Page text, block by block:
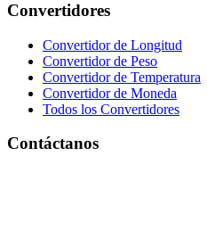
Convertidores
Convertidor de Longitud
Convertidor de Peso
Convertidor de Temperatura
Convertidor de Moneda
Todos los Convertidores
Contáctanos